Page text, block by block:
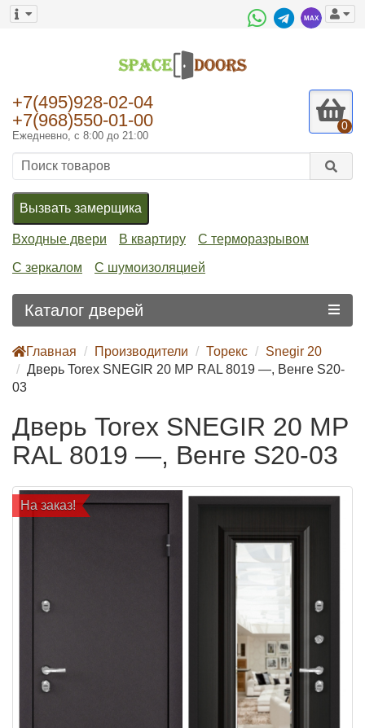
+7(495)928-02-04
+7(968)550-01-00
Ежедневно, с 8:00 до 21:00
0
Вызвать замерщика
Входные двери В квартиру С терморазрывом
С зеркалом С шумоизоляцией
Каталог дверей
Главная Производители Торекс
Snegir 20
Дверь Torex SNEGIR 20 MP RAL 8019 —, Венге S20-
03
Дверь Torex SNEGIR 20 MP
RAL 8019 —, Венге S20-03
На заказ!